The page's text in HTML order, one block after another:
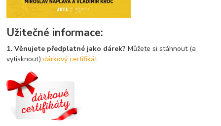
Užitečné informace:
1. Věnujete předplatné jako dárek?Můžete si stáhnout (a
vytisknout)dárkový certifikát: